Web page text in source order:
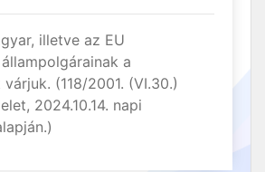
illetve az EU
a
(118/2001. (VI.30.)
2024.10.14. napi